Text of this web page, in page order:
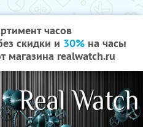
часов
скидки и 30% на часы
магазина realwatch.ru